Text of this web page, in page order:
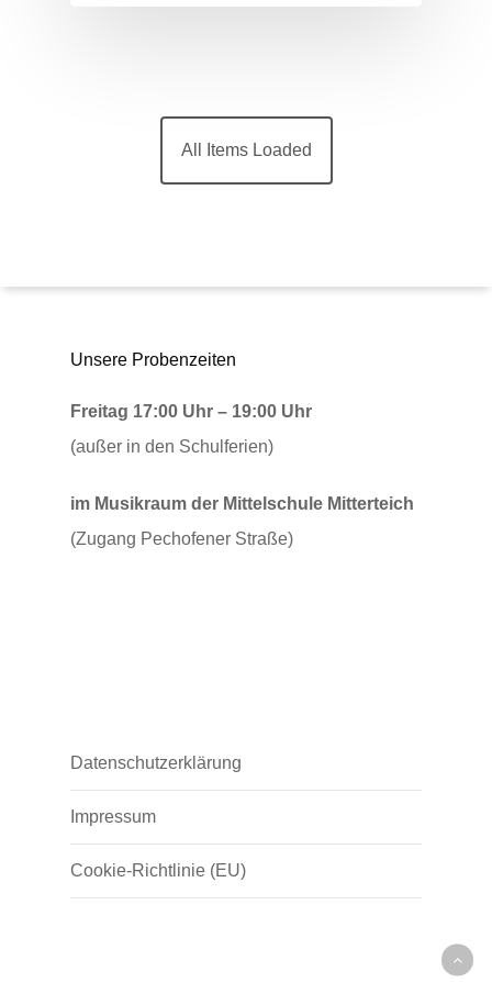
All Items Loaded
Unsere Probenzeiten
Freitag 17:00 Uhr – 19:00 Uhr
(außer in den Schulferien)
im Musikraum der Mittelschule Mitterteich
(Zugang Pechofener Straße)
Datenschutzerklärung
Impressum
Cookie-Richtlinie (EU)